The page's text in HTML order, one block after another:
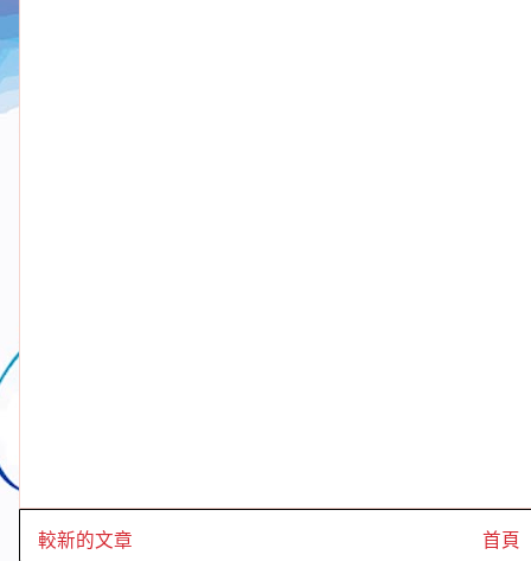
較新的文章 首頁